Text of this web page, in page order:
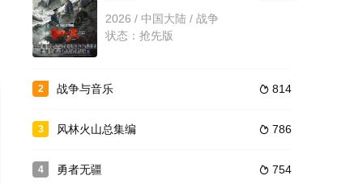
2026 / 中国大陆 / 战争
状态：抢先版
2  814
战争与音乐
3  786
风林火山总集编
4  754
勇者无疆